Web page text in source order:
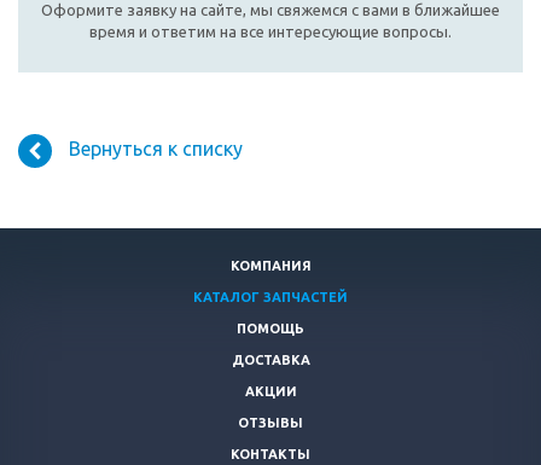
Оформите заявку на сайте, мы свяжемся с вами в ближайшее
время и ответим на все интересующие вопросы.
Вернуться к списку
КОМПАНИЯ
КАТАЛОГ ЗАПЧАСТЕЙ
ПОМОЩЬ
ДОСТАВКА
АКЦИИ
ОТЗЫВЫ
КОНТАКТЫ